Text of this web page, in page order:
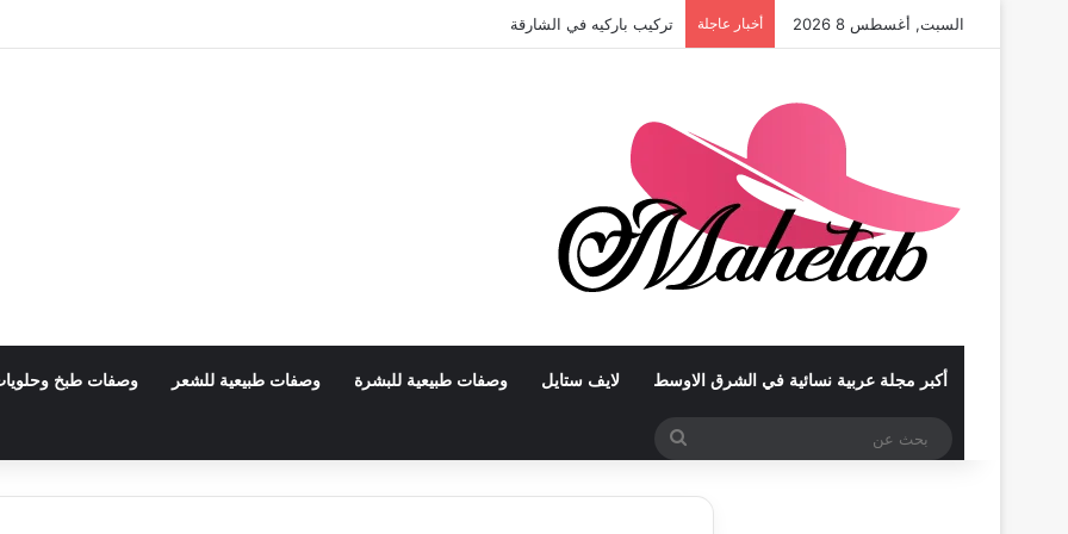
السبت, أغسطس 8 2026 أخبار عاجلة تركيب باركيه في الشارقة
أكبر مجلة عربية نسائية في الشرق الاوسط لايف ستايل وصفات طبيعية للبشرة وصفات طبيعية للشعر وصفات طبخ
بحث